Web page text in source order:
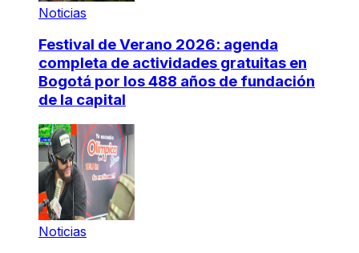
Noticias
Festival de Verano 2026: agenda
completa de actividades gratuitas en
Bogotá por los 488 años de fundación
de la capital
Noticias